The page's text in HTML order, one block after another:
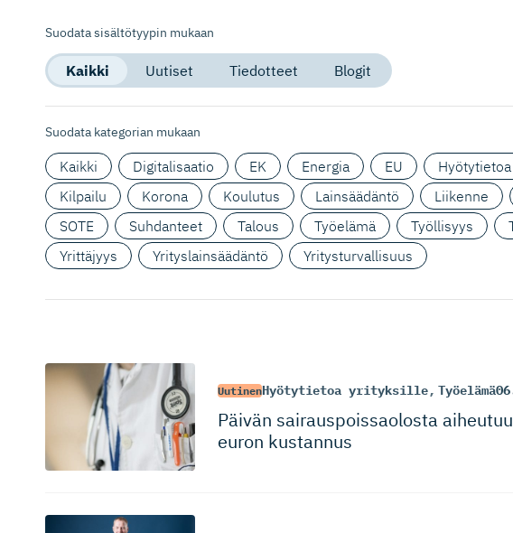
Suodata sisältötyypin mukaan
Kaikki Uutiset Tiedotteet Blogit
Suodata kategorian mukaan
Kaikki Digitalisaatio EK Energia EU
Kilpailu
Korona Koulutus Lainsäädäntö Liikenne
SOTE
Suhdanteet Talous Työelämä Työllisyys
Yrittäjyys
Yrityslainsäädäntö Yritysturvallisuus
UutinenHyötytietoa yrityksille, Työelämä
Päivän sairauspois­saolosta
euron kustannus